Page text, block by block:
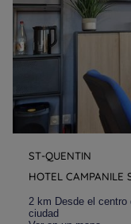
ST-QUENTIN
HOTEL CAMPANILE
2 km Desde el centro
ciudad